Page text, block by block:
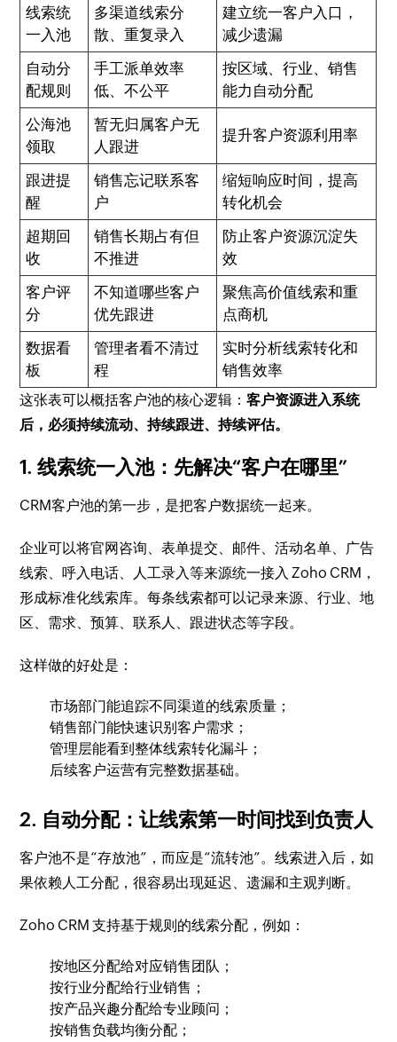
线索统
一入池
多渠道线索分
散、重复录入
建立统一客户入口，
减少遗漏
自动分
配规则
手工派单效率
低、不公平
按区域、行业、销售
能力自动分配
公海池
领取
暂无归属客户无
人跟进
提升客户资源利用率
跟进提
醒
销售忘记联系客
户
缩短响应时间，提高
转化机会
超期回
收
销售长期占有但
不推进
防止客户资源沉淀失
效
客户评
分
不知道哪些客户
优先跟进
聚焦高价值线索和重
点商机
数据看
板
管理者看不清过
程
实时分析线索转化和
销售效率
这张表可以概括客户池的核心逻辑：客户资源进入系统
后，必须持续流动、持续跟进、持续评估。
1. 线索统一入池：先解决“客户在哪里”
CRM客户池的第一步，是把客户数据统一起来。
企业可以将官网咨询、表单提交、邮件、活动名单、广告
线索、呼入电话、人工录入等来源统一接入 Zoho CRM，
形成标准化线索库。每条线索都可以记录来源、行业、地
区、需求、预算、联系人、跟进状态等字段。
这样做的好处是：
市场部门能追踪不同渠道的线索质量；
销售部门能快速识别客户需求；
管理层能看到整体线索转化漏斗；
后续客户运营有完整数据基础。
2. 自动分配：让线索第一时间找到负责人
客户池不是“存放池”，而应是“流转池”。线索进入后，如
果依赖人工分配，很容易出现延迟、遗漏和主观判断。
Zoho CRM 支持基于规则的线索分配，例如：
按地区分配给对应销售团队；
按行业分配给行业销售；
按产品兴趣分配给专业顾问；
按销售负载均衡分配；